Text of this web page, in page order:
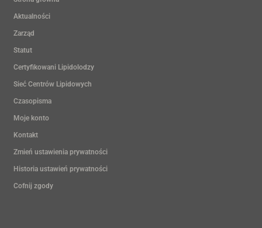
Aktualności
Zarząd
Statut
Certyfikowani Lipidolodzy
Sieć Centrów Lipidowych
Czasopisma
Moje konto
Kontakt
Zmień ustawienia prywatności
Historia ustawień prywatności
Cofnij zgody